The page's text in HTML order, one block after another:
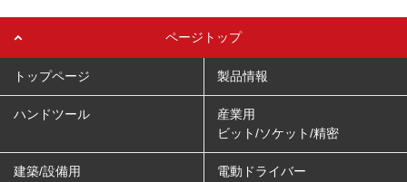
ページトップ
トップページ 製品情報
ハンドツール
産業用
ビット/ソケット/精密
建築/設備用
電動ドライバー